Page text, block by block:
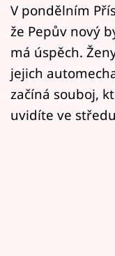
Mámy sobě
Přihlášení
V pondělním
že Pepův nový
má úspěch.
jejich
začíná souboj,
uvidíte ve